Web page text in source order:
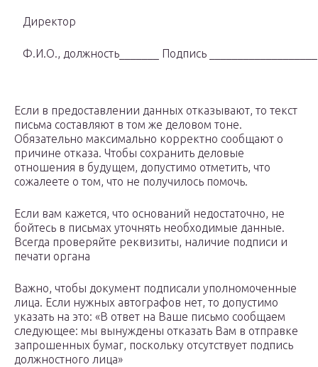
Директор
Ф.И.О., должность_______ Подпись ___________________
Если в предоставлении данных отказывают, то текст
письма составляют в том же деловом тоне.
Обязательно максимально корректно сообщают о
причине отказа. Чтобы сохранить деловые
отношения в будущем, допустимо отметить, что
сожалеете о том, что не получилось помочь.
Если вам кажется, что оснований недостаточно, не
бойтесь в письмах уточнять необходимые данные.
Всегда проверяйте реквизиты, наличие подписи и
печати органа
Важно, чтобы документ подписали уполномоченные
лица. Если нужных автографов нет, то допустимо
указать на это: «В ответ на Ваше письмо сообщаем
следующее: мы вынуждены отказать Вам в отправке
запрошенных бумаг, поскольку отсутствует подпись
должностного лица»